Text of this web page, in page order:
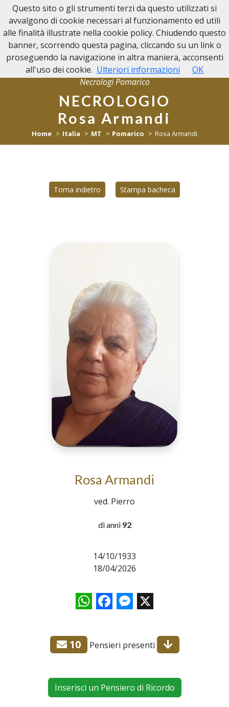
NECROLOGI POMARICO
Necrologi Pomarico
NECROLOGIO
Rosa Armandi
Home Italia MT Pomarico Rosa Armandi
Torna indietro Stampa bacheca
Rosa Armandi
ved. Pierro
di anni 92
14/10/1933
18/04/2026
WhatsAppFacebookMessenger
X
10 Pensieri presenti
Inserisci un Pensiero di Ricordo
Questo sito o gli strumenti terzi da questo utilizzati si
avvalgono di cookie necessari al funzionamento ed utili
alle finalità illustrate nella cookie policy. Chiudendo questo
banner, scorrendo questa pagina, cliccando su un link o
proseguendo la navigazione in altra maniera, acconsenti
all'uso dei cookie. Ulteriori informazioni OK